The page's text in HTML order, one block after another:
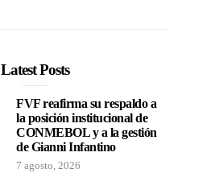
Latest Posts
FVF reafirma su respaldo a
la posición institucional de
CONMEBOL y a la gestión
de Gianni Infantino
7 agosto, 2026